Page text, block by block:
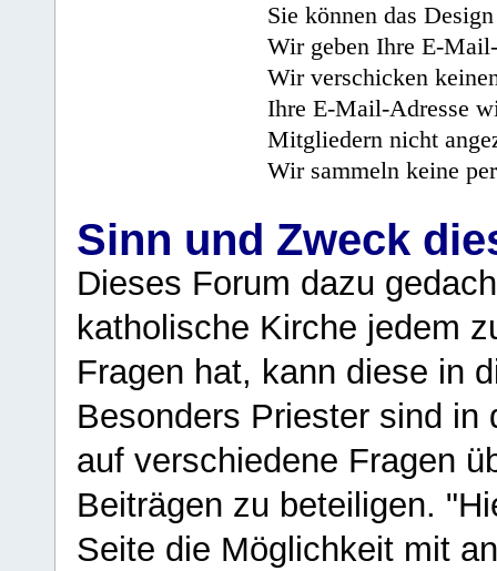
Sie können das
Wir geben Ihre E-
Wir verschicken
Ihre E-Mail-Adresse
Mitgliedern nicht
Wir sammeln keine
Sinn und Zweck
Dieses Forum dazu
katholische Kirche jedem
Fragen hat, kann diese in
Besonders Priester sind in
auf verschiedene Fragen
Beiträgen zu beteiligen.
Seite die Möglichkeit mit